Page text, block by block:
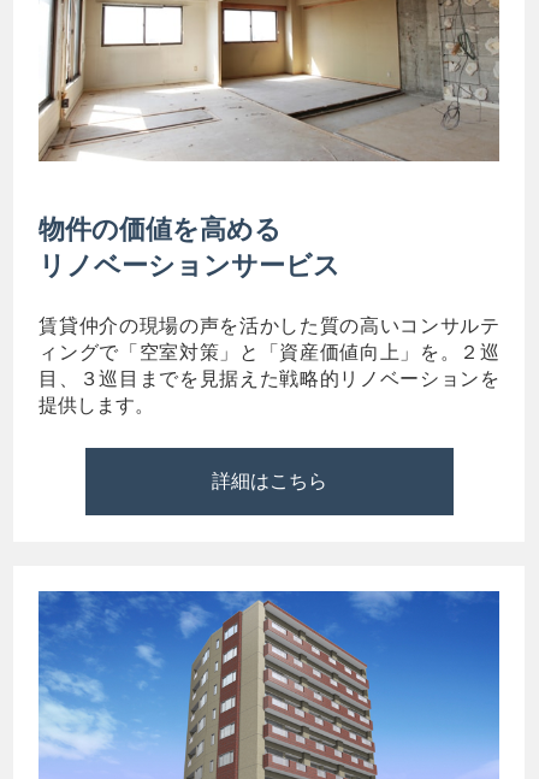
物件の価値を高める
リノベーションサービス
賃貸仲介の現場の声を活かした質の高いコンサルテ
ィングで「空室対策」と「資産価値向上」を。２巡
目、３巡目までを見据えた戦略的リノベーションを
提供します。
詳細はこちら